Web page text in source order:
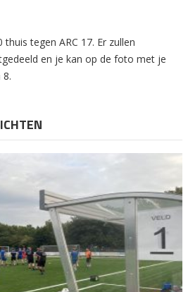
tegen ARC 17. Er zullen
en je kan op de foto met je